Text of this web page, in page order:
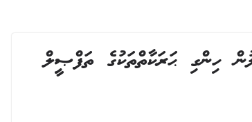
ހިންގި ޙަރަކާތްތަކުގެ ތަފްޞީލް